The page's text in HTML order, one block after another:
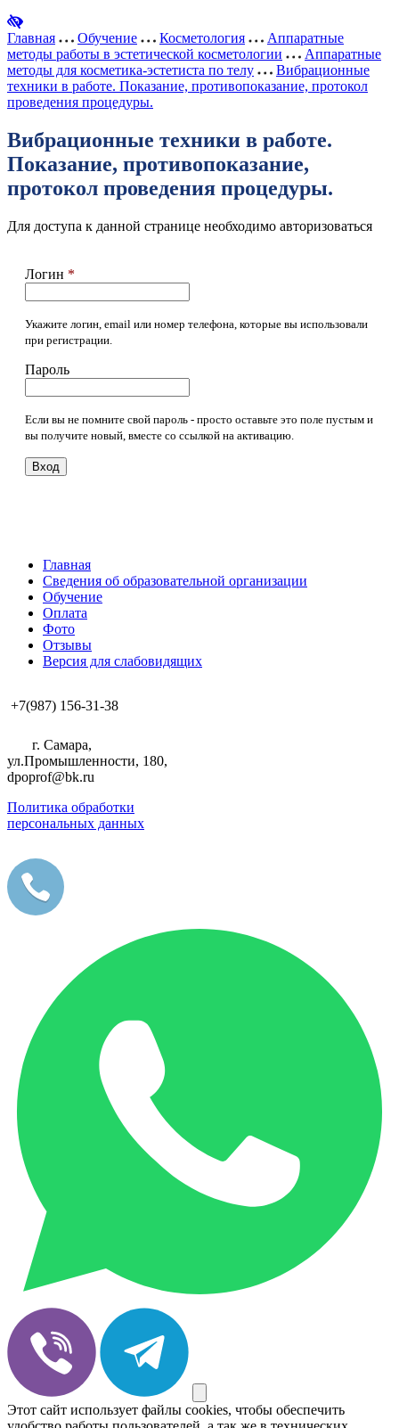
Главная Обучение Косметология
Аппаратные
методы работы в эстетической косметологии
Аппаратные
методы для косметика-эстетиста по телу
Вибрационные
техники в работе. Показание, противопоказание, протокол
проведения процедуры.
Вибрационные техники в работе.
Показание, противопоказание,
протокол проведения процедуры.
Для доступа к данной странице необходимо авторизоваться
Логин *
Укажите логин, email или номер телефона, которые вы использовали
при регистрации.
Пароль
Если вы не помните свой пароль - просто оставьте это поле пустым и
вы получите новый, вместе со ссылкой на активацию.
Вход
Главная
Сведения об образовательной организации
Обучение
Оплата
Фото
Отзывы
Версия для слабовидящих
+7(987) 156-31-38
г. Самара,
ул.Промышленности, 180,
dpoprof@bk.ru
Политика обработки
персональных данных
Этот сайт использует файлы cookies, чтобы обеспечить